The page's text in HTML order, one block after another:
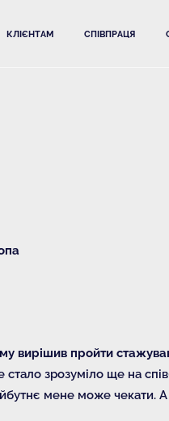
КЛІЄНТАМ СПІВПРАЦЯ
вирішив пройти
стало зрозуміло ще на
мене може чекати. А